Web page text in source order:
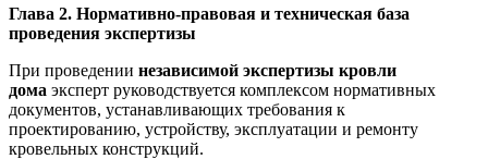
Глава 2. Нормативно-правовая и техническая база
проведения экспертизы
При проведении независимой экспертизы кровли
дома эксперт руководствуется комплексом нормативных
документов, устанавливающих требования к
проектированию, устройству, эксплуатации и ремонту
кровельных конструкций.